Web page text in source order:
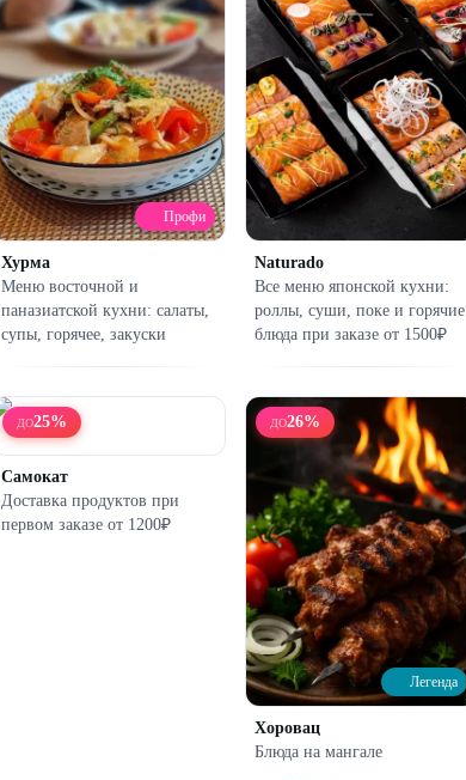
Профи
Хурма
Меню восточной и
паназиатской кухни: салаты,
супы, горячее, закуски
Naturado
Все меню японской кухни:
роллы, суши, поке и горячие
блюда при заказе от 1500₽
ДО25%
Самокат
Доставка продуктов при
первом заказе от 1200₽
ДО26%
Легенда
Хоровац
Блюда на мангале